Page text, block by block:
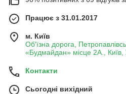
Працює з 31.01.2017
м. Київ
Об'їзна дорога,
«Будмайдан» місце 2А., Київ,
Контакти
Сьогодні вихідний